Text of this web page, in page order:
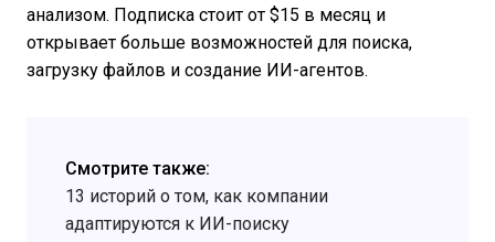
анализом. Подписка стоит от $15 в месяц и
открывает больше возможностей для поиска,
загрузку файлов и создание ИИ-агентов.
Смотрите также:
13 историй о том, как компании
адаптируются к ИИ-поиску